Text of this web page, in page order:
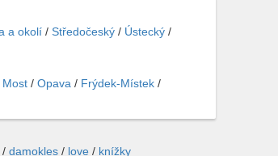
a okolí / Středočeský / Ústecký /
Most / Opava / Frýdek-Místek /
/ damokles / love / knížky